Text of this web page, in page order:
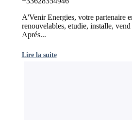
A'Venir Energies, votre partenaire
renouvelables, etudie, installe, vend
Aprés...
Lire la suite